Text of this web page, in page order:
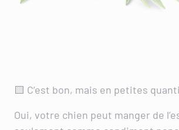
🟨 C’est bon, mais en petites
Oui, votre chien peut manger de